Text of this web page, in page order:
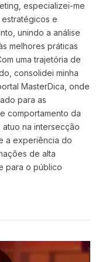
especializei-me
e
unindo a análise
melhores práticas
uma trajetória de
consolidei minha
MasterDica, onde
para as
comportamento da
atuo na intersecção
a experiência do
de alta
para o público